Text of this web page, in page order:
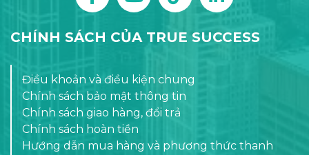
CHÍNH SÁCH CỦA TRUE SUCCESS
Điều khoản và điều kiện chung
Chính sách bảo mật thông tin
Chính sách giao hàng, đổi trả
Chính sách hoàn tiền
Hướng dẫn mua hàng và phương thức thanh